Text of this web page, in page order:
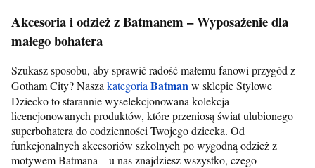
Akcesoria i odzież z Batmanem – Wyposażenie dla
małego bohatera
Szukasz sposobu, aby sprawić radość małemu fanowi przygód z
Gotham City? NaszakategoriaBatmanw sklepie Stylowe
Dziecko to starannie wyselekcjonowana kolekcja
licencjonowanych produktów, które przeniosą świat ulubionego
superbohatera do codzienności Twojego dziecka. Od
funkcjonalnych akcesoriów szkolnych po wygodną odzież z
motywem Batmana – u nas znajdziesz wszystko, czego